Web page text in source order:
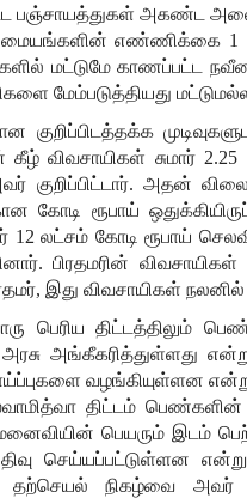
பஞ்சாயத்துகள் அகண்ட
மையங்களின் எண்ணிக்கை 1
மட்டுமே காணப்பட்ட
மேம்படுத்தியது
குறிப்பிடத்தக்க
கீழ் விவசாயிகள் சுமார்2.25
குறிப்பிட்டார்.அதன் விலை
கோடி ரூபாய்
12லட்சம் கோடி ரூபாய்
.பிரதமரின் விவசாயிகள்
, இது விவசாயிகள் நலனில்
பெரிய திட்டத்திலும்
அரசு அங்கீகரித்துள்ளது
வழங்கியுள்ளன
திட்டம் பெண்களின்
பெயரும் இடம்
செய்யப்பட்டுள்ளன என்று
தற்செயல் நிகழ்வை அவர்